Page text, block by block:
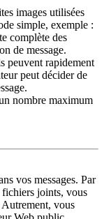
images utilisées
simple, exemple :
complète des
de message.
peuvent rapidement
peut décider de
nombre maximum
vos messages. Par
fichiers joints, vous
vous